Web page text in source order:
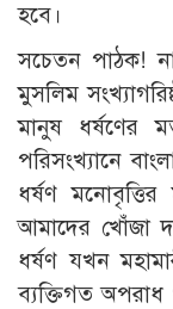
হবে।
সচেতন পাঠক!
মুসলিম
মানুষ ধর্ষণের
পরিসংখ্যানে
ধর্ষণ
আমাদের খোঁজা
ধর্ষণ যখন
ব্যক্তিগত অপরাধ